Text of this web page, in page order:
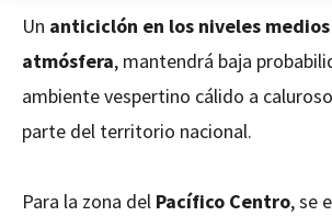
Un anticiclón en los niveles
atmósfera, mantendrá baja
ambiente vespertino cálido a
parte del territorio nacional.
Para la zona del Pacífico Centro, se